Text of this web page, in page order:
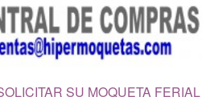
SU MOQUETA FERIAL